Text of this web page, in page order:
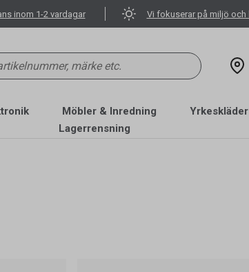
inom 1-2 vardagar Vi fokuserar på miljö och
Möbler & Inredning
Lagerrensning